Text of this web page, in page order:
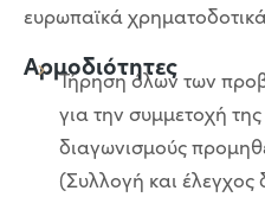
ευρωπαϊκά
Αρμοδιότητες
Τήρηση όλων των
για την συμμετοχή της
διαγωνισμούς
(Συλλογή και έλεγχος